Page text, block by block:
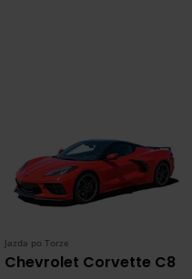
Jazda po Torze
Chevrolet Corvette C8